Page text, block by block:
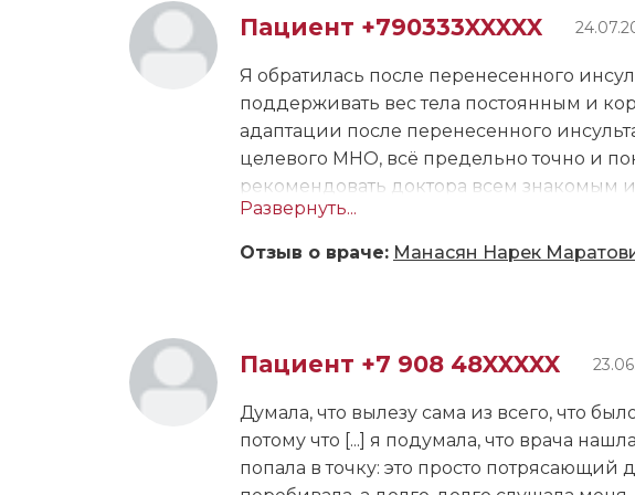
же, и не важно, была ли я в частной
она рисует, «разжевывая» тебе
искренне, а не просто для галочки, как
Пациент +790333XXXXX
Я обратилась после перенесенного
поддерживать вес тела постоянным и
адаптации после перенесенного
целевого МНО, всё предельно точно и
рекомендовать доктора всем знакомым и
Доктор очень знающий, компетентный,
Развернуть...
Отзыв о враче: Манасян Нарек
Пациент +7 908 48XXXXX
Думала, что вылезу сама из всего, что
потому что [...] я подумала, что врача
попала в точку: это просто